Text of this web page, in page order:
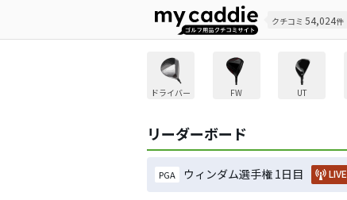
クチコミ 54,024件
ドライバー FW UT
リーダーボード
PGA ウィンダム選手権 1日目 LIVE